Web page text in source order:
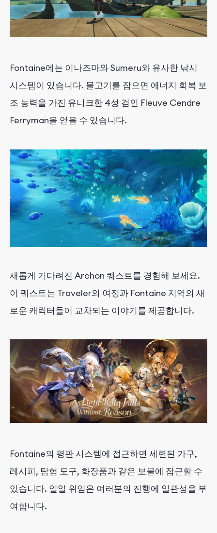
Fontaine에는 이나즈마와 Sumeru와 유사한 낚시
시스템이 있습니다. 물고기를 잡으면 에너지 회복 보
조 능력을 가진 유니크한 4성 검인 Fleuve Cendre
Ferryman을 얻을 수 있습니다.
새롭게 기다려진 Archon 퀘스트를 경험해 보세요.
이 퀘스트는 Traveler의 여정과 Fontaine 지역의 새
로운 캐릭터들이 교차되는 이야기를 제공합니다.
Fontaine의 평판 시스템에 접근하면 세련된 가구,
레시피, 탐험 도구, 화장품과 같은 보물에 접근할 수
있습니다. 일일 위임은 여러분의 진행에 일관성을 부
여합니다.